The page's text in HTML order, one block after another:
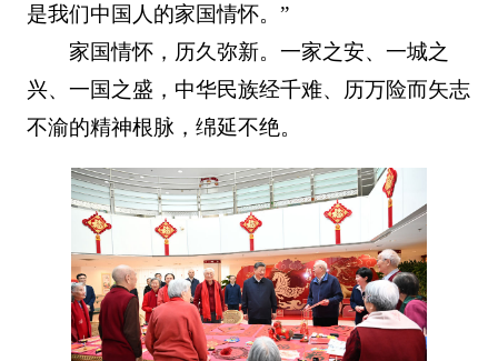
是我们中国人的家国情怀。”
家国情怀，历久弥新。一家之安、一城之
兴、一国之盛，中华民族经千难、历万险而矢志
不渝的精神根脉，绵延不绝。